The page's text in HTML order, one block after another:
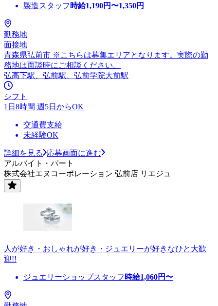
製造スタッフ 時給1,190円〜1,350円
勤務地
面接地
青森県弘前市 ※こちらは募集エリアとなります。実際の勤
務地は面談時にご相談ください。
弘高下駅、弘前駅、弘前学院大前駅
シフト
1日8時間 週5日からOK
交通費支給
未経験OK
詳細を見る
応募画面に進む
アルバイト・パート
株式会社エヌコーポレーション 弘前店 リエジュ
人が好き・おしゃれが好き・ジュエリーが好きなひと大歓
迎!!
ジュエリーショップスタッフ 時給1,060円〜